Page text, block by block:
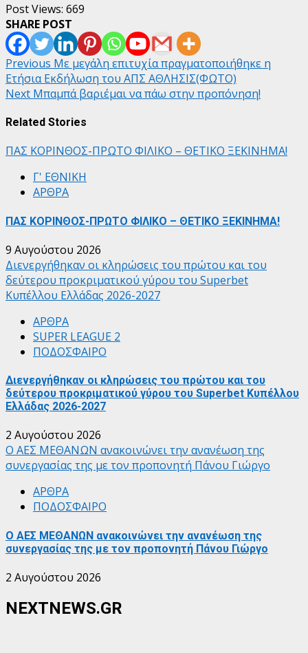
Post Views: 669
SHARE POST
Post
navigation
Previous Με μεγάλη επιτυχία πραγματοποιήθηκε η
Ετήσια Εκδήλωση του ΑΠΣ ΑΘΛΗΣΙΣ(ΦΩΤΟ)
Next Μπαμπά βαριέμαι να πάω στην προπόνηση!
Related Stories
ΠΑΣ ΚΟΡΙΝΘΟΣ-ΠΡΩΤΟ ΦΙΛΙΚΟ – ΘΕΤΙΚΟ ΞΕΚΙΝΗΜΑ!
Γ' ΕΘΝΙΚΗ
ΑΡΘΡΑ
ΠΑΣ ΚΟΡΙΝΘΟΣ-ΠΡΩΤΟ ΦΙΛΙΚΟ – ΘΕΤΙΚΟ ΞΕΚΙΝΗΜΑ!
9 Αυγούστου 2026
Διενεργήθηκαν οι κληρώσεις του πρώτου και του
δεύτερου προκριματικού γύρου του Superbet
Κυπέλλου Ελλάδας 2026-2027
ΑΡΘΡΑ
SUPER LEAGUE 2
ΠΟΔΟΣΦΑΙΡΟ
Διενεργήθηκαν οι κληρώσεις του πρώτου και του
δεύτερου προκριματικού γύρου του Superbet Κυπέλλου
Ελλάδας 2026-2027
2 Αυγούστου 2026
Ο ΑΕΣ ΜΕΘΑΝΩΝ ανακοινώνει την ανανέωση της
συνεργασίας της με τον προπονητή Πάνου Γιώργο
ΑΡΘΡΑ
ΠΟΔΟΣΦΑΙΡΟ
Ο ΑΕΣ ΜΕΘΑΝΩΝ ανακοινώνει την ανανέωση της
συνεργασίας της με τον προπονητή Πάνου Γιώργο
2 Αυγούστου 2026
NEXTNEWS.GR